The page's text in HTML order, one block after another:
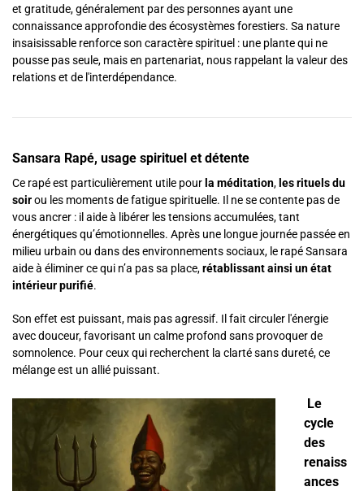
et gratitude, généralement par des personnes ayant une
connaissance approfondie des écosystèmes forestiers. Sa nature
insaisissable renforce son caractère spirituel : une plante qui ne
pousse pas seule, mais en partenariat, nous rappelant la valeur des
relations et de l'interdépendance.
Sansara Rapé, usage spirituel et détente
Ce rapé est particulièrement utile pour la méditation, les rituels du
soirou les moments de fatigue spirituelle. Il ne se contente pas de
vous ancrer : il aide à libérer les tensions accumulées, tant
énergétiques qu’émotionnelles. Après une longue journée passée en
milieu urbain ou dans des environnements sociaux, le rapé Sansara
aide à éliminer ce qui n’a pas sa place,rétablissant ainsi un état
intérieur purifié.
Son effet est puissant, mais pas agressif. Il fait circuler l'énergie
avec douceur, favorisant un calme profond sans provoquer de
somnolence. Pour ceux qui recherchent la clarté sans dureté, ce
mélange est un allié puissant.
Le
cycle
des
renaiss
ances